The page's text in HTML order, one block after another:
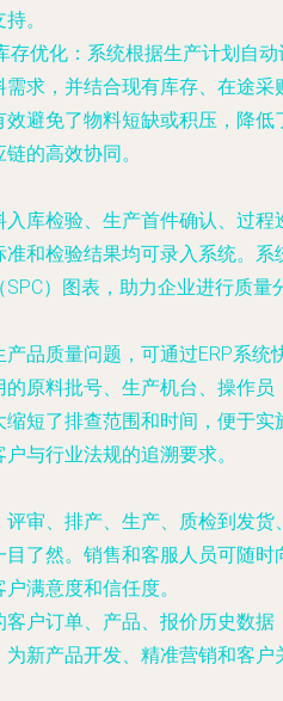
。
存优化 ：系统根据生产计划自动
求，并结合现有库存、在途采
避免了物料短缺或积压，降低
的高效协同。
入库检验、生产首件确认、过程
和检验结果均可录入系统。系
）图表，助力企业进行质量
产品质量问题，可通过ERP系统
原料批号、生产机台、操作员
短了排查范围和时间，便于实
与行业法规的追溯要求。
评审、排产、生产、质检到发货
了然。销售和客服人员可随时
满意度和信任度。
客户订单、产品、报价历史数据
新产品开发、精准营销和客户